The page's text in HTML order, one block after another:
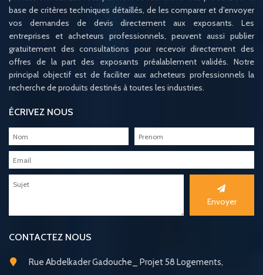
base de critères techniques détaillés, de les comparer et d’envoyer
vos demandes de devis directement aux exposants. Les
entreprises et acheteurs professionnels, peuvent aussi publier
gratuitement des consultations pour recevoir directement des
offres de la part des exposants préalablement validés. Notre
principal objectif est de faciliter aux acheteurs professionnels la
recherche de produits destinés à toutes les industries.
ÉCRIVEZ NOUS
Envoyer
CONTACTEZ NOUS
Rue Abdelkader Gadouche_ Projet 58 Logements,